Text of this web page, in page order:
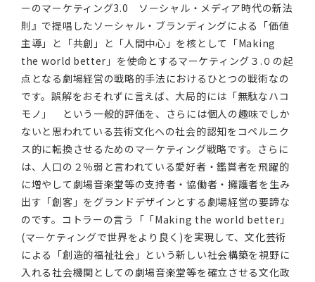
ーのマーケティング3.0 ソーシャル・メディア時代の新法
則』で提唱したソーシャル・ブランディングによる「価値
主導」と「共創」と「人間中心」を核として「Making
the world better」を使命とするマーケティング３.０の起
点となる劇場経営の戦略的手法におけるひとつの戦術なの
です。誤解をおそれずに言えば、大局的には「無駄なハコ
モノ」 という一般的評価を、さらには個人の趣味でしか
ないと思われている芸術文化への社会的認知をコペルニク
ス的に転換させるためのマーケティング戦略です。さらに
は、人口の２％弱と言われている愛好者・鑑賞者を飛躍的
に増やして劇場音楽堂等の支持者・協働者・擁護者を生み
出す「創客」をグランドデザインとする劇場経営の要諦な
のです。コトラーの言う「「Making the world better」
(マーケティングで世界をより良く)を実現して、文化芸術
による「創造的福祉社会」という新しい社会構築を視野に
入れる社会機関としての劇場音楽堂等を確立させる文化政